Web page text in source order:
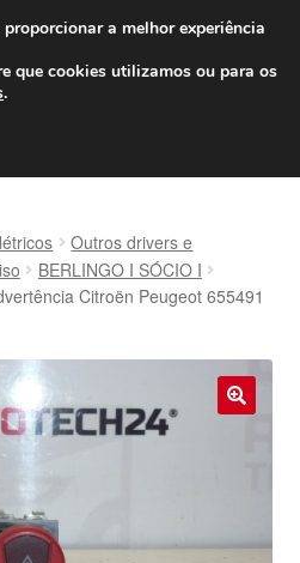
de 7 EUR
às 16h800 500 967
Outros drivers e
BERLINGO I SÓCIO I
Citroën Peugeot 655491
a melhor experiência
que cookies utilizamos ou para os
.